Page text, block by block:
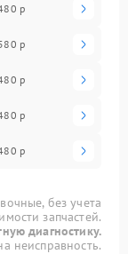
р
р
р
р
р
без учета
запчастей.
диагностику.
неисправность.